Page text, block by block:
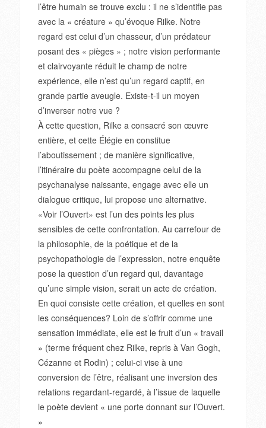
l’être humain se trouve exclu : il ne s’identifie pas
avec la « créature » qu’évoque Rilke. Notre
regard est celui d’un chasseur, d’un prédateur
posant des « pièges » ; notre vision performante
et clairvoyante réduit le champ de notre
expérience, elle n’est qu’un regard captif, en
grande partie aveugle. Existe-t-il un moyen
d’inverser notre vue ?
À cette question, Rilke a consacré son œuvre
entière, et cette Élégie en constitue
l’aboutissement ; de manière significative,
l’itinéraire du poète accompagne celui de la
psychanalyse naissante, engage avec elle un
dialogue critique, lui propose une alternative.
«Voir l’Ouvert» est l’un des points les plus
sensibles de cette confrontation. Au carrefour de
la philosophie, de la poétique et de la
psychopathologie de l’expression, notre enquête
pose la question d’un regard qui, davantage
qu’une simple vision, serait un acte de création.
En quoi consiste cette création, et quelles en sont
les conséquences? Loin de s’offrir comme une
sensation immédiate, elle est le fruit d’un « travail
» (terme fréquent chez Rilke, repris à Van Gogh,
Cézanne et Rodin) ; celui-ci vise à une
conversion de l’être, réalisant une inversion des
relations regardant-regardé, à l’issue de laquelle
le poète devient « une porte donnant sur l’Ouvert.
»